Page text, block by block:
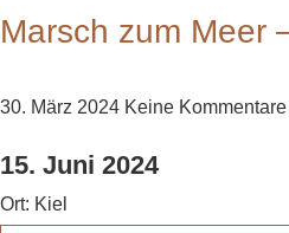
Marsch zum Meer
30. März 2024 Keine Kommentare
15. Juni 2024
Ort: Kiel